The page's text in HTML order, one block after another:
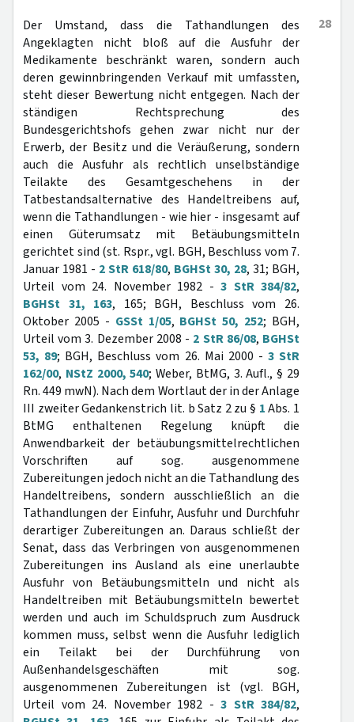
28
Der Umstand, dass die Tathandlungen des
Angeklagten nicht bloß auf die Ausfuhr der
Medikamente beschränkt waren, sondern auch
deren gewinnbringenden Verkauf mit umfassten,
steht dieser Bewertung nicht entgegen. Nach der
ständigen Rechtsprechung des
Bundesgerichtshofs gehen zwar nicht nur der
Erwerb, der Besitz und die Veräußerung, sondern
auch die Ausfuhr als rechtlich unselbständige
Teilakte des Gesamtgeschehens in der
Tatbestandsalternative des Handeltreibens auf,
wenn die Tathandlungen - wie hier - insgesamt auf
einen Güterumsatz mit Betäubungsmitteln
gerichtet sind (st. Rspr., vgl. BGH, Beschluss vom 7.
Januar 1981 - 2 StR 618/80, BGHSt 30, 28, 31; BGH,
Urteil vom 24. November 1982 - 3 StR 384/82,
BGHSt 31, 163, 165; BGH, Beschluss vom 26.
Oktober 2005 - GSSt 1/05, BGHSt 50, 252; BGH,
Urteil vom 3. Dezember 2008 - 2 StR 86/08, BGHSt
53, 89; BGH, Beschluss vom 26. Mai 2000 - 3 StR
162/00, NStZ 2000, 540; Weber, BtMG, 3. Aufl., § 29
Rn. 449 mwN). Nach dem Wortlaut der in der Anlage
III zweiter Gedankenstrich lit. b Satz 2 zu § 1Abs. 1
BtMG enthaltenen Regelung knüpft die
Anwendbarkeit der betäubungsmittelrechtlichen
Vorschriften auf sog. ausgenommene
Zubereitungen jedoch nicht an die Tathandlung des
Handeltreibens, sondern ausschließlich an die
Tathandlungen der Einfuhr, Ausfuhr und Durchfuhr
derartiger Zubereitungen an. Daraus schließt der
Senat, dass das Verbringen von ausgenommenen
Zubereitungen ins Ausland als eine unerlaubte
Ausfuhr von Betäubungsmitteln und nicht als
Handeltreiben mit Betäubungsmitteln bewertet
werden und auch im Schuldspruch zum Ausdruck
kommen muss, selbst wenn die Ausfuhr lediglich
ein Teilakt bei der Durchführung von
Außenhandelsgeschäften mit sog.
ausgenommenen Zubereitungen ist (vgl. BGH,
Urteil vom 24. November 1982 - 3 StR 384/82,